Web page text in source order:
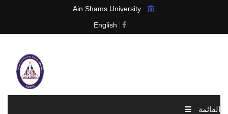
Ain Shams University
English
القائمة